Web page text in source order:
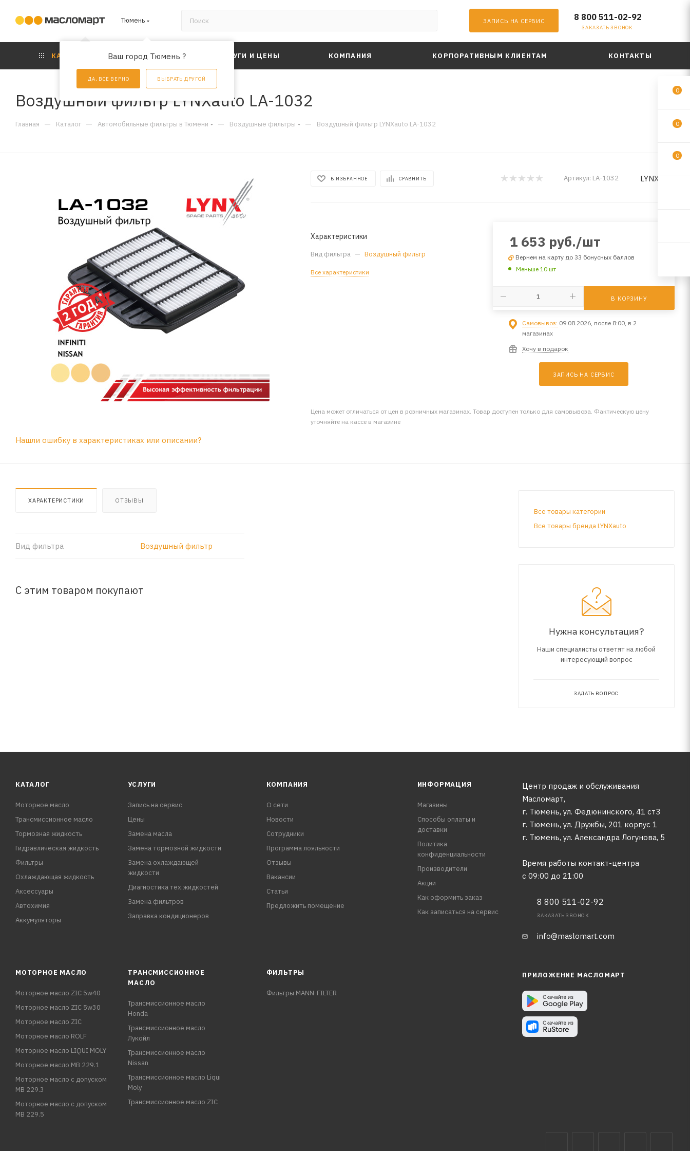
Тюмень
Ваш город Тюмень ?
ДА, ВСЕ ВЕРНО ВЫБРАТЬ ДРУГОЙ
ЗАПИСЬ НА СЕРВИС 8 800 511-02-92
ЗАКАЗАТЬ ЗВОНОК
КАТАЛОГ АКЦИИ УСЛУГИ И ЦЕНЫ КОМПАНИЯ КОРПОРАТИВНЫМ КЛИЕНТАМ КОНТАКТЫ
Воздушный фильтр LYNXauto LA-1032
Главная — Каталог — Автомобильные фильтры в Тюмени — Воздушные фильтры — Воздушный фильтр LYNXauto LA-1032
В ИЗБРАННОЕ СРАВНИТЬ Артикул: LA-1032 LYNXauto
Характеристики
Вид фильтра — Воздушный фильтр
Все характеристики
1 653 руб./шт
Вернем на карту до 33 бонусных баллов
Меньше 10 шт
В КОРЗИНУ
Самовывоз: 09.08.2026, после 8:00, в 2
магазинах
Хочу в подарок
ЗАПИСЬ НА СЕРВИС
Цена может отличаться от цен в розничных магазинах. Товар доступен только для самовывоза. Фактическую цену
уточняйте на кассе в магазине
Нашли ошибку в характеристиках или описании?
ХАРАКТЕРИСТИКИ ОТЗЫВЫ
Вид фильтра Воздушный фильтр
С этим товаром покупают
Все товары категории
Все товары бренда LYNXauto
Нужна консультация?
Наши специалисты ответят на любой
интересующий вопрос
ЗАДАТЬ ВОПРОС
КАТАЛОГ
Моторное масло
Трансмиссионное масло
Тормозная жидкость
Гидравлическая жидкость
Фильтры
Охлаждающая жидкость
Аксессуары
Автохимия
Аккумуляторы
УСЛУГИ
Запись на сервис
Цены
Замена масла
Замена тормозной жидкости
Замена охлаждающей
жидкости
Диагностика тех.жидкостей
Замена фильтров
Заправка кондиционеров
КОМПАНИЯ
О сети
Новости
Сотрудники
Программа лояльности
Отзывы
Вакансии
Статьи
Предложить помещение
ИНФОРМАЦИЯ
Магазины
Способы оплаты и
доставки
Политика
конфиденциальности
Производители
Акции
Как оформить заказ
Как записаться на сервис
Центр продаж и обслуживания
Масломарт,
г. Тюмень, ул. Федюнинского, 41 ст3
г. Тюмень, ул. Дружбы, 201 корпус 1
г. Тюмень, ул. Александра Логунова, 5
Время работы контакт-центра
с 09:00 до 21:00
8 800 511-02-92
ЗАКАЗАТЬ ЗВОНОК
info@maslomart.com
МОТОРНОЕ МАСЛО
Моторное масло ZIC 5w40
Моторное масло ZIC 5w30
Моторное масло ZIC
Моторное масло ROLF
Моторное масло LIQUI MOLY
Моторное масло MB 229.1
Моторное масло с допуском
MB 229.3
Моторное масло с допуском
MB 229.5
ТРАНСМИССИОННОЕ
МАСЛО
Трансмиссионное масло
Honda
Трансмиссионное масло
Лукойл
Трансмиссионное масло
Nissan
Трансмиссионное масло Liqui
Moly
Трансмиссионное масло ZIC
ФИЛЬТРЫ
Фильтры MANN-FILTER
ПРИЛОЖЕНИЕ МАСЛОМАРТ
0
0
0